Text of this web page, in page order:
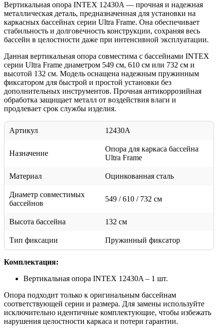
Вертикальная опора INTEX 12430A — прочная и надежная
металлическая деталь, предназначенная для установки на
каркасных бассейнах серии Ultra Frame. Она обеспечивает
стабильность и долговечность конструкции, сохраняя весь
бассейн в целостности даже при интенсивной эксплуатации.
Данная вертикальная опора совместима с бассейнами INTEX
серии Ultra Frame диаметром 549 см, 610 см или 732 см и
высотой 132 см. Модель оснащена надежным пружинным
фиксатором для быстрой и простой установки без
дополнительных инструментов. Прочная антикоррозийная
обработка защищает металл от воздействия влаги и
продлевает срок службы изделия.
Артикул 12430A
Назначение
Опора для каркаса бассейна
Ultra Frame
Материал Оцинкованная сталь
Диаметр совместимых
бассейнов
549 / 610 / 732 см
Высота бассейна 132 см
Тип фиксации Пружинный фиксатор
Комплектация:
Вертикальная опора INTEX 12430A – 1 шт.
Опора подходит только к оригинальным бассейнам
соответствующей серии и размера. Для замены используйте
исключительно идентичные комплектующие, чтобы избежать
нарушения целостности каркаса и потери гарантии.